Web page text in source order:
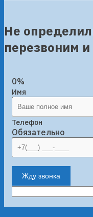
Не
перезвоним
0%
Имя
Телефон
Обязательно
Жду звонка